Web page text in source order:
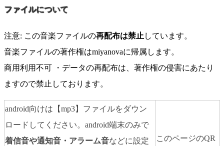
ファイルについて
注意: この音楽ファイルの再配布は禁止 しています。
音楽ファイルの著作権はmiyanovaに帰属します。
商用利用不可 ・データの再配布は、著作権の侵害にあたり
ますので禁止しております。
android向けは【mp3】ファイルをダウン
ロードしてください。android端末のみで
着信音や通知音・アラーム音などに設定
このページのQR